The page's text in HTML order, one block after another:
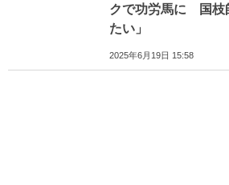
クで功労馬に 国枝
たい」
2025年6月19日 15:58